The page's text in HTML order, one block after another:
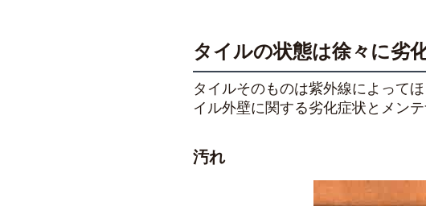
タイルの状態は徐々に劣
タイルそのものは紫外線によって
イル外壁に関する劣化症状とメン
汚れ